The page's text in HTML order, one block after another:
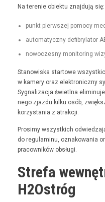
Na tere­nie obiek­tu zna­j­du­ją się:
punkt pier­wszej pomo­cy
automaty­czny defi­bry­la­tor
nowoczes­ny mon­i­tor­ing
Stanowiska star­towe
w kamery oraz elek­tron­iczny
Syg­nal­iza­c­ja świ­etl­na
nego zjaz­du kilku osób,
korzys­ta­nia z atrakcji.
Prosimy wszys­t­kich
do reg­u­laminu, oznakowa­nia
pra­cown­ików obsługi.
Strefa
H2Ostróg